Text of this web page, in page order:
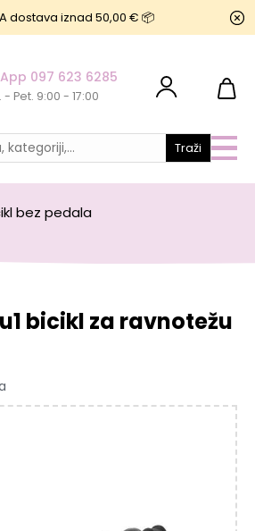
dostava iznad 50,00 € 📦
Traži
097 623 6285
- Pet. 9:00 - 17:00
bez pedala
bicikl za ravnotežu